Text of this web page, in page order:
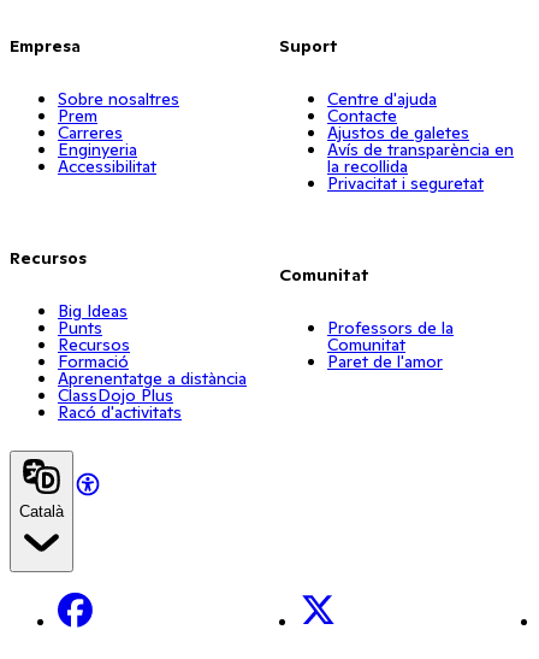
Empresa
Sobre nosaltres
Prem
Carreres
Enginyeria
Accessibilitat
Recursos
Big Ideas
Punts
Recursos
Formació
Aprenentatge a distància
ClassDojo Plus
Racó d'activitats
Suport
Centre d'ajuda
Contacte
Ajustos de galetes
Avís de transparència en
la recollida
Privacitat i seguretat
Comunitat
Professors de la
Comunitat
Paret de l'amor
Català
Facebook X